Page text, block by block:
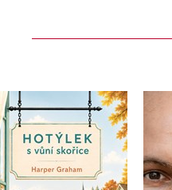
Hotýlek s vůní skořice
Harper Graham